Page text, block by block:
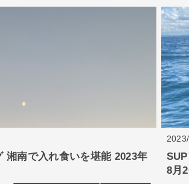
湘南で入れ食いを堪能 2023年
8月